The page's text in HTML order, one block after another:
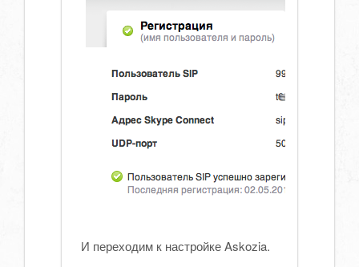
И переходим к настройке Askozia.